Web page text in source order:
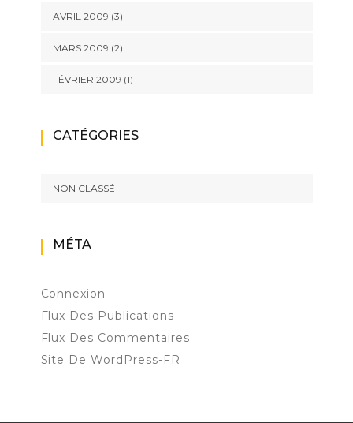
AVRIL 2009 (3)
MARS 2009 (2)
FÉVRIER 2009 (1)
CATÉGORIES
NON CLASSÉ
MÉTA
Connexion
Flux Des Publications
Flux Des Commentaires
Site De WordPress-FR